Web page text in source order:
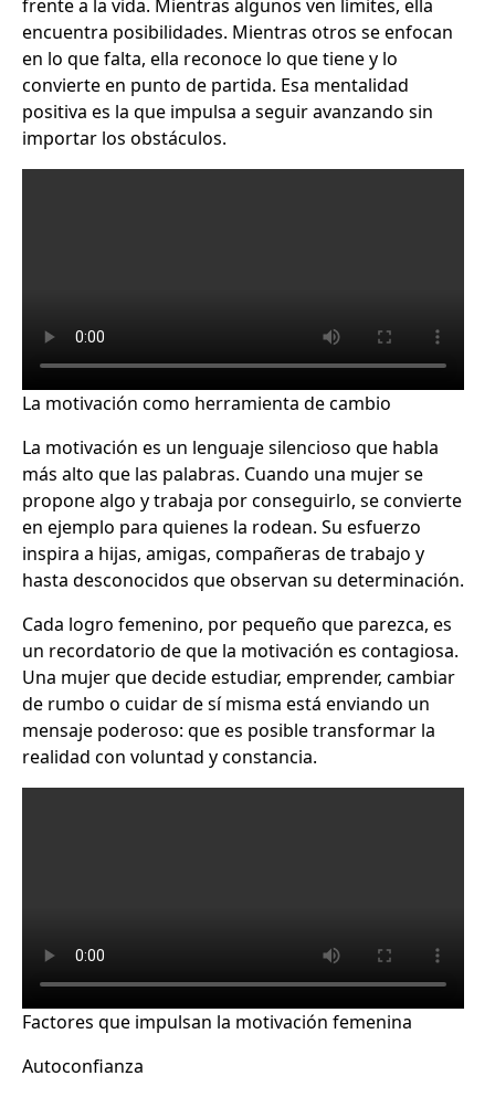
frente a la vida. Mientras algunos ven límites, ella
encuentra posibilidades. Mientras otros se enfocan
en lo que falta, ella reconoce lo que tiene y lo
convierte en punto de partida. Esa mentalidad
positiva es la que impulsa a seguir avanzando sin
importar los obstáculos.
La motivación como herramienta de cambio
La motivación es un lenguaje silencioso que habla
más alto que las palabras. Cuando una mujer se
propone algo y trabaja por conseguirlo, se convierte
en ejemplo para quienes la rodean. Su esfuerzo
inspira a hijas, amigas, compañeras de trabajo y
hasta desconocidos que observan su determinación.
Cada logro femenino, por pequeño que parezca, es
un recordatorio de que la motivación es contagiosa.
Una mujer que decide estudiar, emprender, cambiar
de rumbo o cuidar de sí misma está enviando un
mensaje poderoso: que es posible transformar la
realidad con voluntad y constancia.
Factores que impulsan la motivación femenina
Autoconfianza